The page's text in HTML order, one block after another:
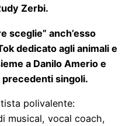
Zerbi.
sceglie” anch’esso
dedicato agli animali e
a Danilo Amerio e
singoli.
polivalente:
musical, vocal coach,